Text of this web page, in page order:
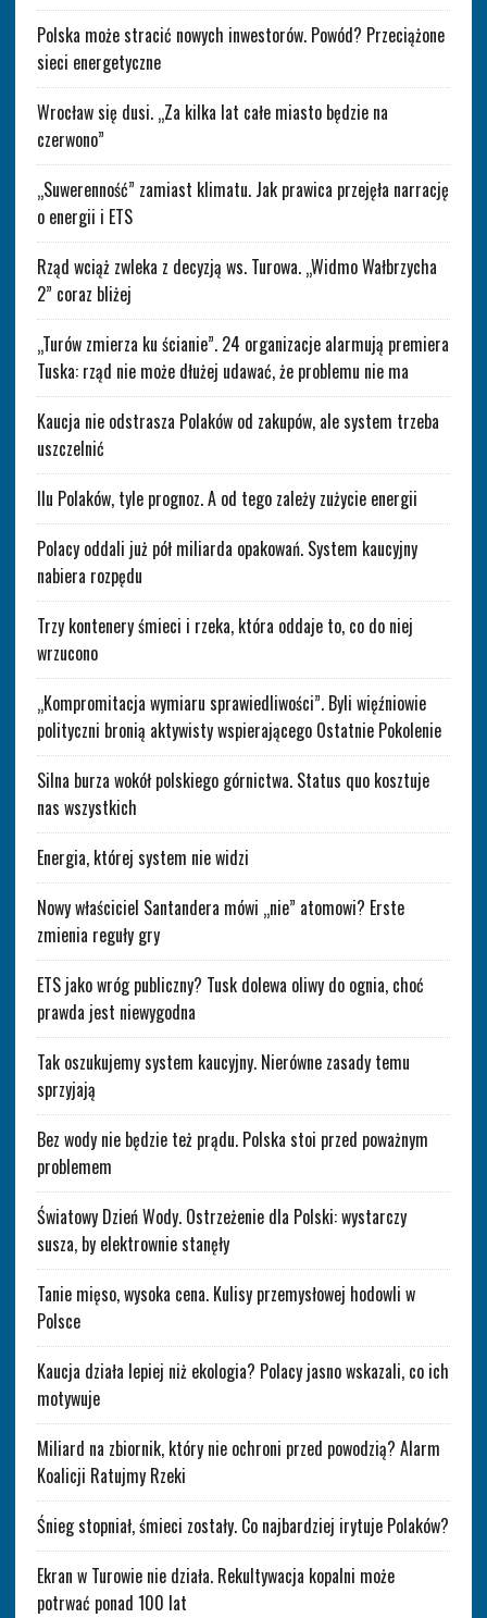
Polska może stracić nowych inwestorów. Powód? Przeciążone
sieci energetyczne
Wrocław się dusi. „Za kilka lat całe miasto będzie na
czerwono”
„Suwerenność” zamiast klimatu. Jak prawica przejęła narrację
o energii i ETS
Rząd wciąż zwleka z decyzją ws. Turowa. „Widmo Wałbrzycha
2” coraz bliżej
„Turów zmierza ku ścianie”. 24 organizacje alarmują premiera
Tuska: rząd nie może dłużej udawać, że problemu nie ma
Kaucja nie odstrasza Polaków od zakupów, ale system trzeba
uszczelnić
Ilu Polaków, tyle prognoz. A od tego zależy zużycie energii
Polacy oddali już pół miliarda opakowań. System kaucyjny
nabiera rozpędu
Trzy kontenery śmieci i rzeka, która oddaje to, co do niej
wrzucono
„Kompromitacja wymiaru sprawiedliwości”. Byli więźniowie
polityczni bronią aktywisty wspierającego Ostatnie Pokolenie
Silna burza wokół polskiego górnictwa. Status quo kosztuje
nas wszystkich
Energia, której system nie widzi
Nowy właściciel Santandera mówi „nie” atomowi? Erste
zmienia reguły gry
ETS jako wróg publiczny? Tusk dolewa oliwy do ognia, choć
prawda jest niewygodna
Tak oszukujemy system kaucyjny. Nierówne zasady temu
sprzyjają
Bez wody nie będzie też prądu. Polska stoi przed poważnym
problemem
Światowy Dzień Wody. Ostrzeżenie dla Polski: wystarczy
susza, by elektrownie stanęły
Tanie mięso, wysoka cena. Kulisy przemysłowej hodowli w
Polsce
Kaucja działa lepiej niż ekologia? Polacy jasno wskazali, co ich
motywuje
Miliard na zbiornik, który nie ochroni przed powodzią? Alarm
Koalicji Ratujmy Rzeki
Śnieg stopniał, śmieci zostały. Co najbardziej irytuje Polaków?
Ekran w Turowie nie działa. Rekultywacja kopalni może
potrwać ponad 100 lat